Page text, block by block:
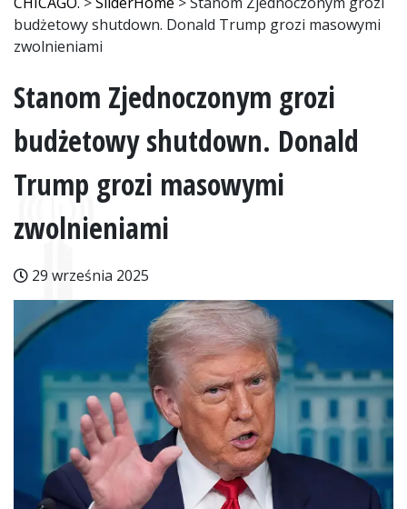
budżetowy shutdown. Donald Trump grozi masowymi
zwolnieniami
Stanom Zjednoczonym grozi
budżetowy shutdown. Donald
Trump grozi masowymi
zwolnieniami
29 września 2025